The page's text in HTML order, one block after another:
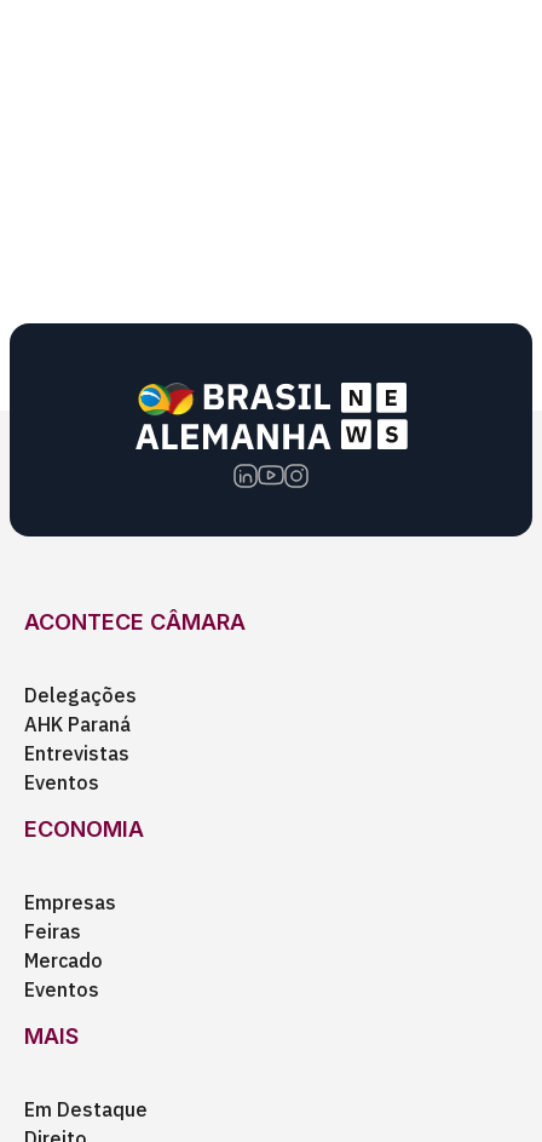
ACONTECE CÂMARA
Delegações
AHK Paraná
Entrevistas
Eventos
ECONOMIA
Empresas
Feiras
Mercado
Eventos
MAIS
Em Destaque